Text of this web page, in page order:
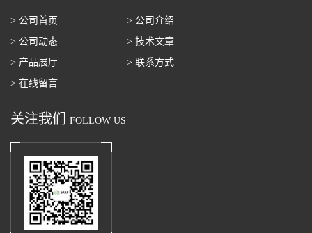
> 公司首页
> 公司介绍
> 公司动态
> 技术文章
> 产品展厅
> 联系方式
> 在线留言
关注我们 FOLLOW US